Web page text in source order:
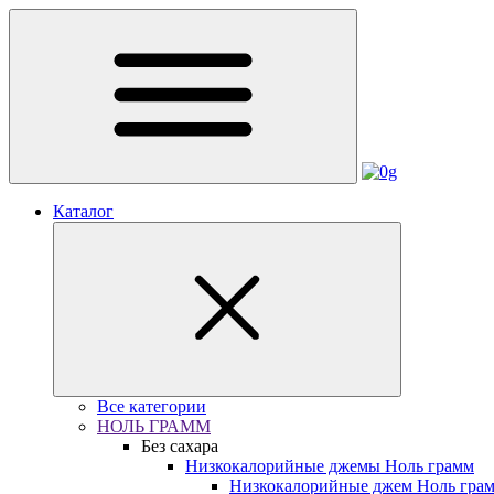
Каталог
Все категории
НОЛЬ ГРАММ
Без сахара
Низкокалорийные джемы Ноль грамм
Низкокалорийные джем Ноль